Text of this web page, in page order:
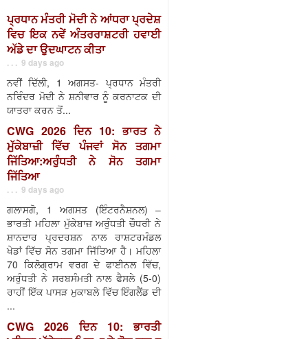
ਪ੍ਰਧਾਨ ਮੰਤਰੀ ਮੋਦੀ ਨੇ ਆਂਧਰਾ ਪ੍ਰਦੇਸ਼
ਵਿਚ ਇਕ ਨਵੇਂ ਅੰਤਰਰਾਸ਼ਟਰੀ ਹਵਾਈ
ਅੱਡੇ ਦਾ ਉਦਘਾਟਨ ਕੀਤਾ
. . . 9 days ago
ਨਵੀਂ ਦਿੱਲੀ, 1 ਅਗਸਤ- ਪ੍ਰਧਾਨ ਮੰਤਰੀ
ਨਰਿੰਦਰ ਮੋਦੀ ਨੇ ਸ਼ਨੀਵਾਰ ਨੂੰ ਕਰਨਾਟਕ ਦੀ
ਯਾਤਰਾ ਕਰਨ ਤੋਂ...
CWG 2026 ਦਿਨ 10: ਭਾਰਤ ਨੇ
ਮੁੱਕੇਬਾਜ਼ੀ ਵਿੱਚ ਪੰਜਵਾਂ ਸੋਨ ਤਗਮਾ
ਜਿੱਤਿਆ:ਅਰੁੰਧਤੀ ਨੇ ਸੋਨ ਤਗਮਾ
ਜਿੱਤਿਆ
. . . 9 days ago
ਗਲਾਸਗੋ, 1 ਅਗਸਤ (ਇੰਟਰਨੈਸ਼ਨਲ) –
ਭਾਰਤੀ ਮਹਿਲਾ ਮੁੱਕੇਬਾਜ਼ ਅਰੁੰਧਤੀ ਚੌਧਰੀ ਨੇ
ਸ਼ਾਨਦਾਰ ਪ੍ਰਦਰਸ਼ਨ ਨਾਲ ਰਾਸ਼ਟਰਮੰਡਲ
ਖੇਡਾਂ ਵਿੱਚ ਸੋਨ ਤਗਮਾ ਜਿੱਤਿਆ ਹੈ। ਮਹਿਲਾ
70 ਕਿਲੋਗ੍ਰਾਮ ਵਰਗ ਦੇ ਫਾਈਨਲ ਵਿੱਚ,
ਅਰੁੰਧਤੀ ਨੇ ਸਰਬਸੰਮਤੀ ਨਾਲ ਫੈਸਲੇ (5-0)
ਰਾਹੀਂ ਇੱਕ ਪਾਸੜ ਮੁਕਾਬਲੇ ਵਿੱਚ ਇੰਗਲੈਂਡ ਦੀ
...
CWG 2026 ਦਿਨ 10: ਭਾਰਤੀ